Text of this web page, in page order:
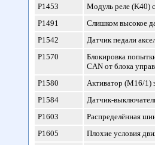
P1453
Модуль реле (K40)
P1491
Слишком высокое
P1542
Датчик педали
P1570
Блокировка
CAN от блока
P1580
Активатор (М16/1)
P1584
Датчик-
P1603
Распределённая
P1605
Плохие условия